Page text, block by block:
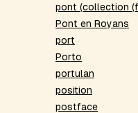
pont (collection
Pont en Royans
port
Porto
portulan
position
postface